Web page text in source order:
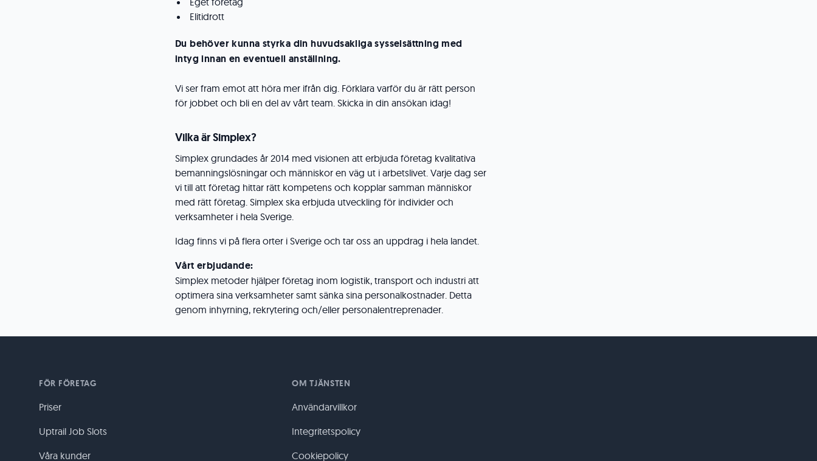
Elitidrott
Du behöver kunna styrka din huvudsakliga sysselsättning med
intyg innan en eventuell anställning.
Vi ser fram emot att höra mer ifrån dig. Förklara varför du är rätt person
för jobbet och bli en del av vårt team. Skicka in din ansökan idag!
Vilka är Simplex?
Simplex grundades år 2014 med visionen att erbjuda företag kvalitativa
bemanningslösningar och människor en väg ut i arbetslivet. Varje dag ser
vi till att företag hittar rätt kompetens och kopplar samman människor
med rätt företag. Simplex ska erbjuda utveckling för individer och
verksamheter i hela Sverige.
Idag finns vi på flera orter i Sverige och tar oss an uppdrag i hela landet.
Vårt erbjudande:
Simplex metoder hjälper företag inom logistik, transport och industri att
optimera sina verksamheter samt sänka sina personalkostnader. Detta
genom inhyrning, rekrytering och/eller personalentreprenader.
FÖR FÖRETAG
Priser
Uptrail Job Slots
Våra kunder
OM TJÄNSTEN
Användarvillkor
Integritetspolicy
Cookiepolicy